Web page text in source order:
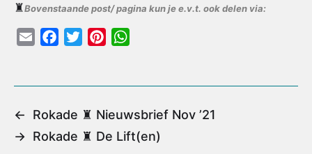
♜Bovenstaande post/ pagina kun je e.v.t. ook delen via:
l
b
o
t
e
e
e
s
A
←
Rokade ♜ Nieuwsbrief Nov ’21
→ Rokade ♜ De Lift(en)